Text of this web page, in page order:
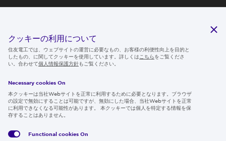
ニュースルーム
IR情報
採用情報
クッキーの利用について
住友電工では、ウェブサイトの運営に必要なもの、お客様の利便性向上を目的と
したもの、に関してクッキーを使用しています。詳しくは こちらをご覧くださ
い。合わせて個人情報保護方針もご覧ください。
Necessary cookies On
本クッキーは当社Webサイトを正常に利用するために必要となります。ブラウザ
の設定で無効にすることは可能ですが、無効にした場合、当社Webサイトを正常
に利用できなくなる可能性があります。 本クッキーでは個人を特定する情報を保
存することはありません。
Functional cookies On